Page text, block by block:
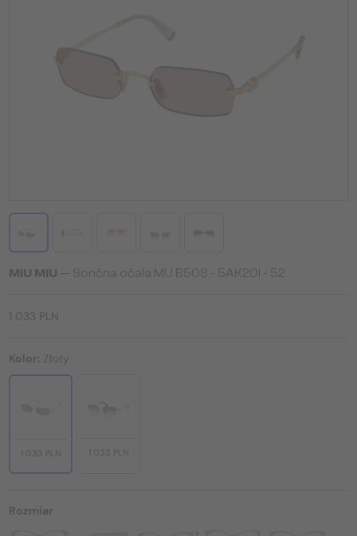
MIU MIU — Sončna očala MU B50S - 5AK20I - 52
1 033 PLN
Kolor: Złoty
1 033 PLN 1 033 PLN
Rozmiar